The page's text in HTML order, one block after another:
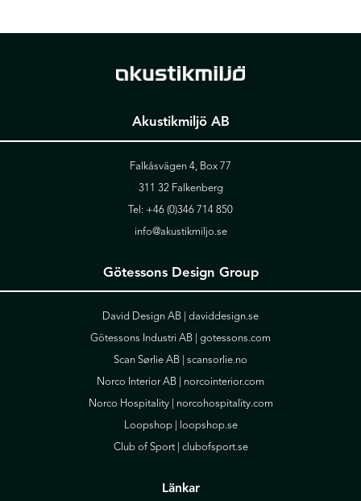
Akustikmiljö AB
Falkåsvägen 4, Box 77
311 32 Falkenberg
Tel: +46 (0)346 714 850
info@akustikmiljo.se
Götessons Design Group
David Design AB | daviddesign.se
Götessons Industri AB | gotessons.com
Scan Sørlie AB | scansorlie.no
Norco Interior AB | norcointerior.com
Norco Hospitality | norcohospitality.com
Loopshop |
loopshop.se
Club of Sport | clubofsport.se
Länkar